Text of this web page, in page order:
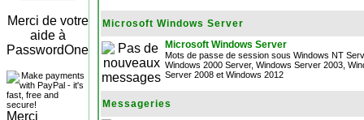
Merci de votre
aide à
PasswordOne
Merci
Microsoft Windows Server
Microsoft Windows Server
Mots de passe de session sous Windows NT
Windows 2000 Server, Windows Server 2003,
Server 2008 et Windows 2012
Messageries